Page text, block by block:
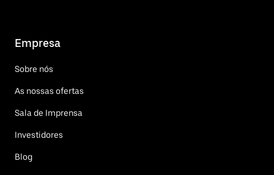
Empresa
Sobre nós
As nossas ofertas
Sala de Imprensa
Investidores
Blog